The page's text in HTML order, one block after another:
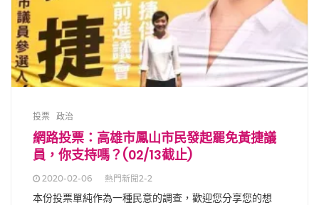
投票 政治
網路投票：高雄市鳳山市民發起罷免黃捷議
員，你支持嗎？(02/13截止)
2020-02-06 熱門新聞2-2
本份投票單純作為一種民意的調查，歡迎您分享您的想